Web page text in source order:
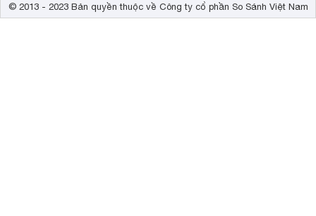
© 2013 - 2023 Bản quyền thuộc về Công ty cổ phần So Sánh Việt Nam